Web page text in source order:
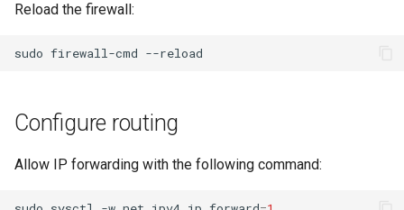
Reload the firewall:
sudo firewall-cmd
Configure routing
Allow IP forwarding with the following command: